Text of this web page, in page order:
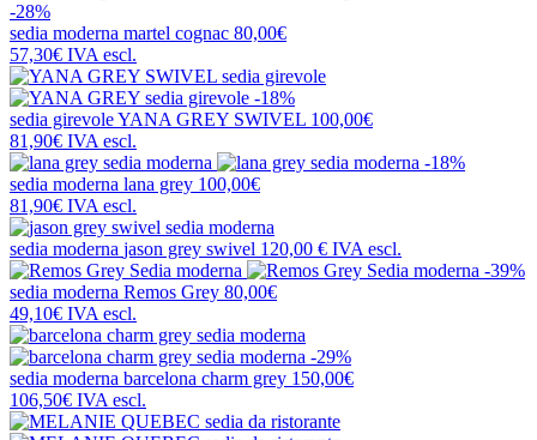
-28%
sedia moderna martel cognac 80,00€
57,30€ IVA escl.
-18%
sedia girevoleYANA GREY SWIVEL 100,00€
81,90€ IVA escl.
-18%
sedia moderna lana grey 100,00€
81,90€ IVA escl.
sedia moderna jason grey swivel 120,00 € IVA escl.
-39%
sedia moderna Remos Grey 80,00€
49,10€ IVA escl.
-29%
sedia moderna barcelona charm grey 150,00€
106,50€ IVA escl.